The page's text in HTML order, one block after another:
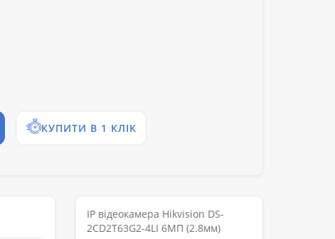
КУПИТИ В 1 КЛІК
IP відеокамера Hikvision DS-
2CD2T63G2-4LI 6МП (2.8мм)